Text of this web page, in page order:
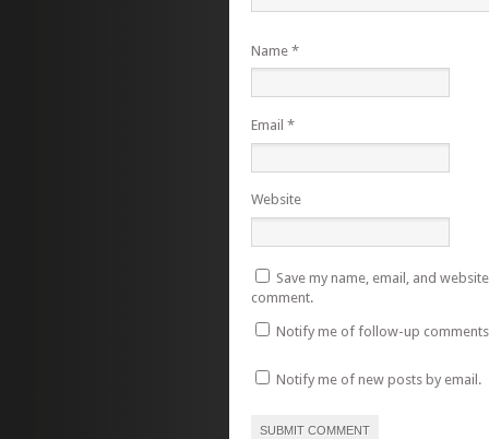
Name *
Email *
Website
Save my name, email, and
comment.
Notify me of follow-up
Notify me of new posts by email.